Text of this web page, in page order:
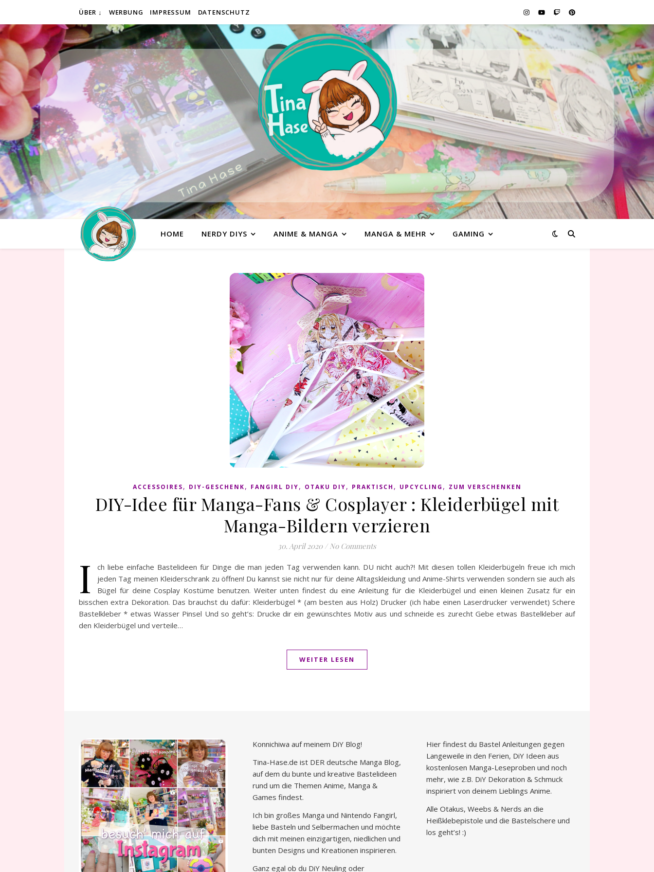
ÜBER ↓ WERBUNG IMPRESSUM DATENSCHUTZ
HOME NERDY DIYS ANIME & MANGA MANGA & MEHR GAMING
ACCESSOIRES, DIY-GESCHENK, FANGIRL DIY, OTAKU DIY, PRAKTISCH , UPCYCLING , ZUM VERSCHENKEN
DIY-Idee für Manga-Fans & Cosplayer : Kleiderbügel mit
Manga-Bildern verzieren
30. April 2020 / No Comments
I
ch liebe einfache Bastelideen für Dinge die man jeden Tag verwenden kann. DU nicht auch?! Mit diesen tollen Kleiderbügeln freue ich mich
jeden Tag meinen Kleiderschrank zu öffnen! Du kannst sie nicht nur für deine Alltagskleidung und Anime-Shirts verwenden sondern sie auch als
Bügel für deine Cosplay Kostüme benutzen. Weiter unten findest du eine Anleitung für die Kleiderbügel und einen kleinen Zusatz für ein
bisschen extra Dekoration. Das brauchst du dafür: Kleiderbügel * (am besten aus Holz) Drucker (ich habe einen Laserdrucker verwendet) Schere
Bastelkleber * etwas Wasser Pinsel Und so geht’s: Drucke dir ein gewünschtes Motiv aus und schneide es zurecht Gebe etwas Bastelkleber auf
den Kleiderbügel und verteile…
WEITER LESEN
Konnichiwa auf meinem DiY Blog!
Tina-Hase.de ist DER deutsche Manga Blog,
auf dem du bunte und kreative Bastelideen
rund um die Themen Anime, Manga &
Games findest.
Ich bin großes Manga und Nintendo Fangirl,
liebe Basteln und Selbermachen und möchte
dich mit meinen einzigartigen, niedlichen und
bunten Designs und Kreationen inspirieren.
Ganz egal ob du DiY Neuling oder
Hier findest du Bastel Anleitungen gegen
Langeweile in den Ferien, DiY Ideen aus
kostenlosen Manga-Leseproben und noch
mehr, wie z.B. DiY Dekoration & Schmuck
inspiriert von deinem Lieblings Anime.
Alle Otakus, Weebs & Nerds an die
Heißklebepistole und die Bastelschere und
los geht’s! :)